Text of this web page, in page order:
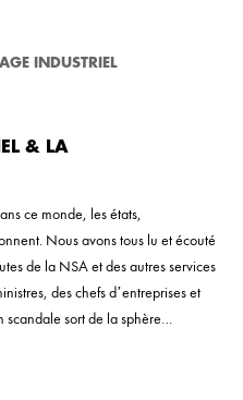
INDUSTRIEL
& LA
ce monde, les états,
Nous avons tous lu et écouté
de la NSA et des autres services
des chefs d’entreprises et
scandale sort de la sphère…